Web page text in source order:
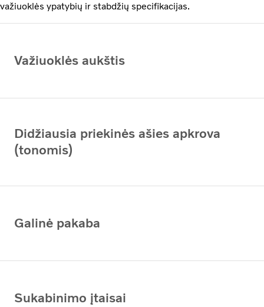
važiuoklės ypatybių ir stabdžių specifikacijas.
Važiuoklės aukštis
Didžiausia priekinės ašies apkrova
(tonomis)
Galinė pakaba
Sukabinimo įtaisai